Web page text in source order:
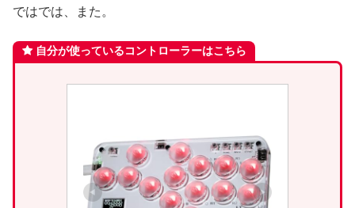
ではでは、また。
自分が使っているコントローラーはこちら